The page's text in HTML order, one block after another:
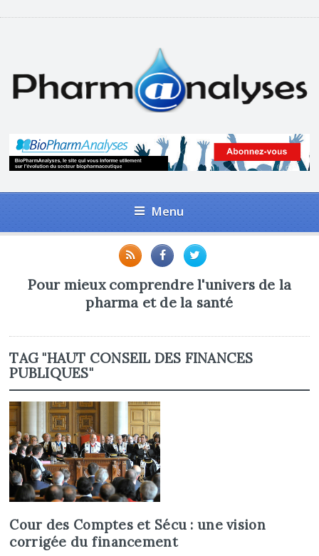
Menu
Pour mieux comprendre l'univers de la
pharma et de la santé
TAG "HAUT CONSEIL DES FINANCES
PUBLIQUES"
Cour des Comptes et Sécu : une vision
corrigée du financement